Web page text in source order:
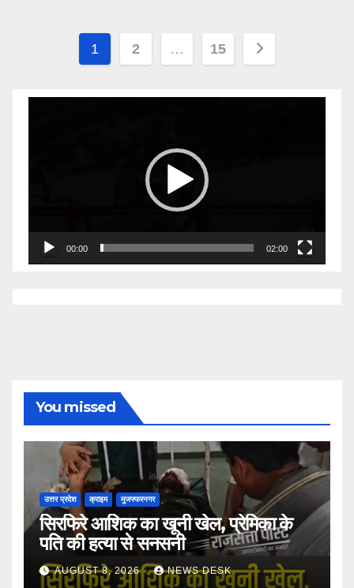
Posts
1 2 … 15
00:00 02:00
You missed
उत्तर प्रदेश क्राइम मुजफ्फरनगर
सिरफिरे आशिक का खूनी खेल, प्रेमिका के
पति की हत्या से सनसनी
AUGUST 8, 2026 NEWS DESK